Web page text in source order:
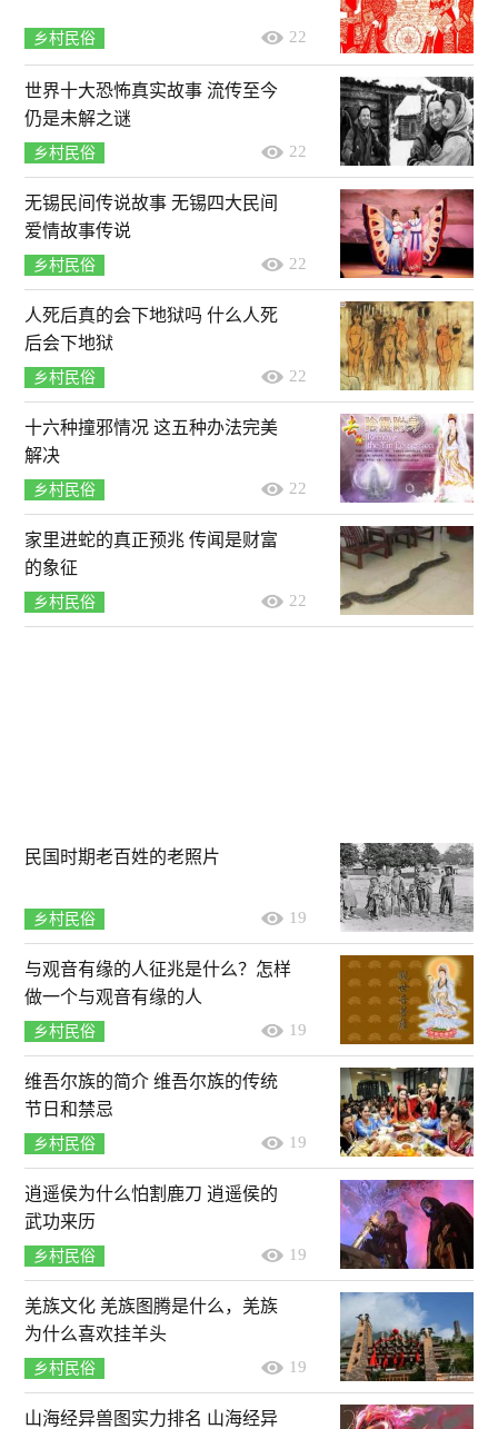
乡村民俗 22
世界十大恐怖真实故事 流传至今
仍是未解之谜
乡村民俗 22
无锡民间传说故事 无锡四大民间
爱情故事传说
乡村民俗 22
人死后真的会下地狱吗 什么人死
后会下地狱
乡村民俗 22
十六种撞邪情况 这五种办法完美
解决
乡村民俗 22
家里进蛇的真正预兆 传闻是财富
的象征
乡村民俗 22
民国时期老百姓的老照片
乡村民俗 19
与观音有缘的人征兆是什么？怎样
做一个与观音有缘的人
乡村民俗 19
维吾尔族的简介 维吾尔族的传统
节日和禁忌
乡村民俗 19
逍遥侯为什么怕割鹿刀 逍遥侯的
武功来历
乡村民俗 19
羌族文化 羌族图腾是什么，羌族
为什么喜欢挂羊头
乡村民俗 19
山海经异兽图实力排名 山海经异